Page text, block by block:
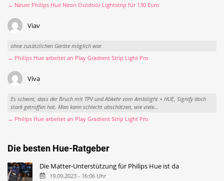
→ Neuer Philips Hue Neon Outdoor Lightstrip für 130 Euro
Viav
ohne zusätzlichen Geräte möglich war
→ Philips Hue arbeitet an Play Gradient Strip Light Pro
Viva
Es scheint, dass der Bruch mit TPV und Abkehr vom Ambilight + HUE, Signify doch
stark getroffen hat. Man kann schlecht abschätzen, wie viele...
→ Philips Hue arbeitet an Play Gradient Strip Light Pro
Die besten Hue-Ratgeber
Die Matter-Unterstützung für Philips Hue ist da
19.09.2023 - 16:06 Uhr